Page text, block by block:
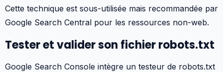
Cette technique est sous-utilisée mais recommandée par
Google Search Central pour les ressources non-web.
Tester et valider son fichier robots.txt
Google Search Console intègre un testeur de robots.txt